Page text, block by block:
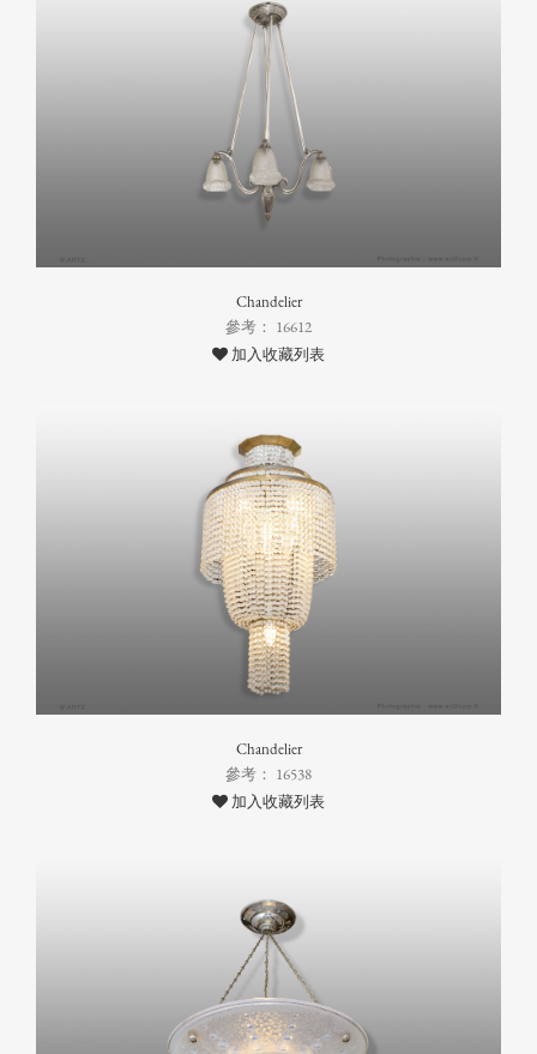
Chandelier
參考： 16612
加入收藏列表
Chandelier
參考： 16538
加入收藏列表